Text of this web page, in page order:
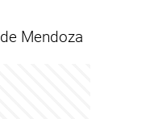
Mendoza